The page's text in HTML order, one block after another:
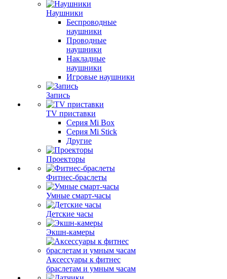
Наушники
Беспроводные
наушники
Проводные
наушники
Накладные
наушники
Игровые наушники
Запись
TV приставки
Серия Mi Box
Серия Mi Stick
Другие
Проекторы
Фитнес-браслеты
Умные смарт-часы
Детские часы
Экшн-камеры
Аксессуары к фитнес
браслетам и умным часам